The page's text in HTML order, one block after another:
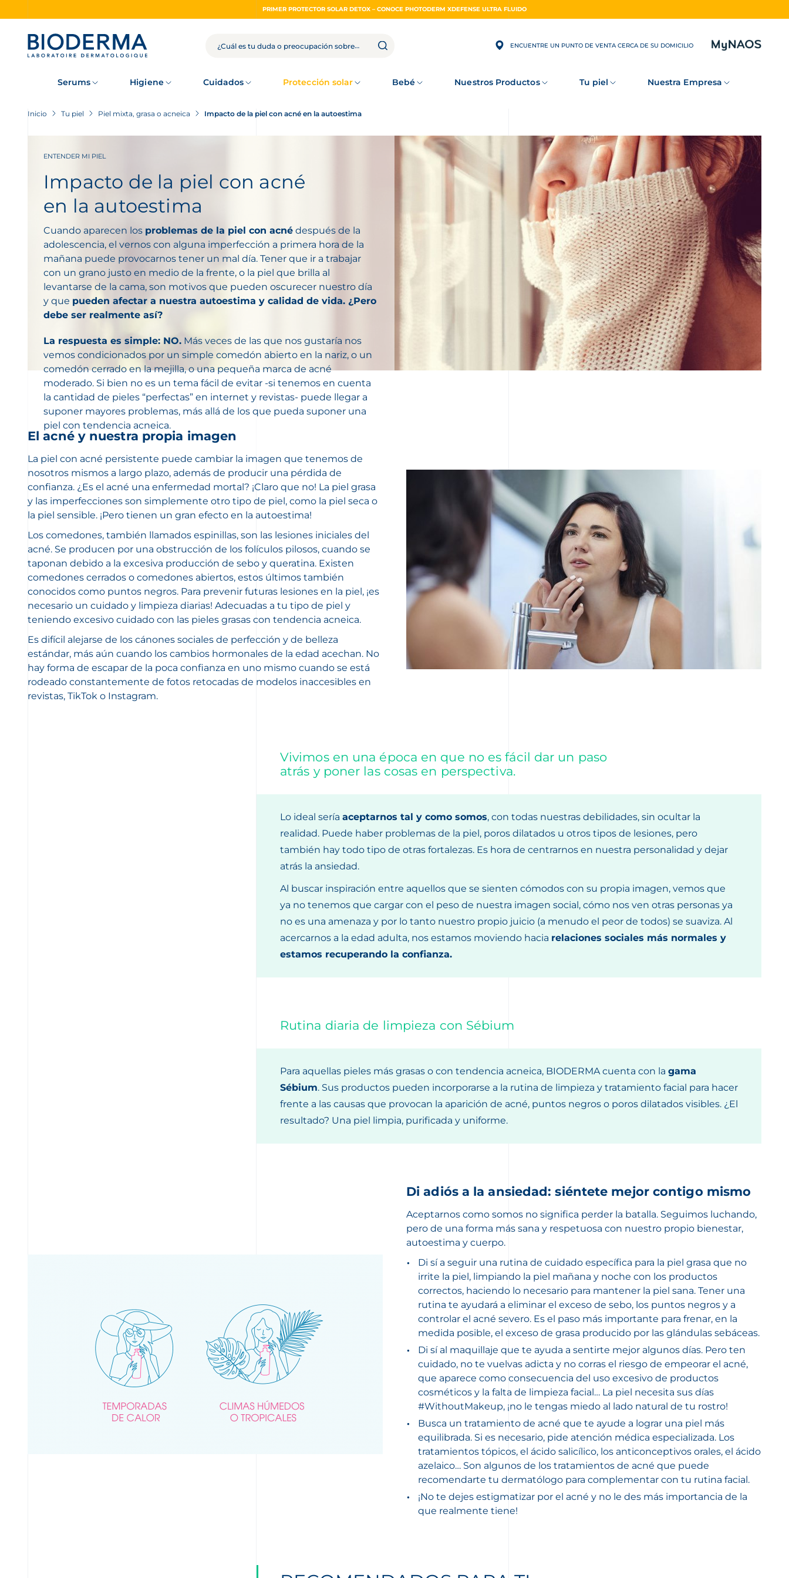
PRIMER PROTECTOR SOLAR DETOX – CONOCE PHOTODERM XDEFENSE ULTRA FLUIDO
BÚSQUEDA ENCUENTRE UN PUNTO DE VENTA CERCA DE SU DOMICILIO
Serums Higiene Cuidados Protección solar Bebé Nuestros Productos Tu piel Nuestra Empresa
Inicio Tu piel Piel mixta, grasa o acneica Impacto de la piel con acné en la autoestima
ENTENDER MI PIEL
Impacto de la piel con acné
en la autoestima
Cuando aparecen los problemas de la piel con acné después de la
adolescencia, el vernos con alguna imperfección a primera hora de la
mañana puede provocarnos tener un mal día. Tener que ir a trabajar
con un grano justo en medio de la frente, o la piel que brilla al
levantarse de la cama, son motivos que pueden oscurecer nuestro día
y que pueden afectar a nuestra autoestima y calidad de vida. ¿Pero
debe ser realmente así?
La respuesta es simple: NO. Más veces de las que nos gustaría nos
vemos condicionados por un simple comedón abierto en la nariz, o un
comedón cerrado en la mejilla, o una pequeña marca de acné
moderado. Si bien no es un tema fácil de evitar -si tenemos en cuenta
la cantidad de pieles “perfectas” en internet y revistas- puede llegar a
suponer mayores problemas, más allá de los que pueda suponer una
piel con tendencia acneica.
El acné y nuestra propia imagen
La piel con acné persistente puede cambiar la imagen que tenemos de
nosotros mismos a largo plazo, además de producir una pérdida de
confianza. ¿Es el acné una enfermedad mortal? ¡Claro que no! La piel grasa
y las imperfecciones son simplemente otro tipo de piel, como la piel seca o
la piel sensible. ¡Pero tienen un gran efecto en la autoestima!
Los comedones, también llamados espinillas, son las lesiones iniciales del
acné. Se producen por una obstrucción de los folículos pilosos, cuando se
taponan debido a la excesiva producción de sebo y queratina. Existen
comedones cerrados o comedones abiertos, estos últimos también
conocidos como puntos negros. Para prevenir futuras lesiones en la piel, ¡es
necesario un cuidado y limpieza diarias! Adecuadas a tu tipo de piel y
teniendo excesivo cuidado con las pieles grasas con tendencia acneica.
Es difícil alejarse de los cánones sociales de perfección y de belleza
estándar, más aún cuando los cambios hormonales de la edad acechan. No
hay forma de escapar de la poca confianza en uno mismo cuando se está
rodeado constantemente de fotos retocadas de modelos inaccesibles en
revistas, TikTok o Instagram.
Vivimos en una época en que no es fácil dar un paso
atrás y poner las cosas en perspectiva.
Lo ideal sería aceptarnos tal y como somos, con todas nuestras debilidades, sin ocultar la
realidad. Puede haber problemas de la piel, poros dilatados u otros tipos de lesiones, pero
también hay todo tipo de otras fortalezas. Es hora de centrarnos en nuestra personalidad y dejar
atrás la ansiedad.
Al buscar inspiración entre aquellos que se sienten cómodos con su propia imagen, vemos que
ya no tenemos que cargar con el peso de nuestra imagen social, cómo nos ven otras personas ya
no es una amenaza y por lo tanto nuestro propio juicio (a menudo el peor de todos) se suaviza. Al
acercarnos a la edad adulta,nos estamos moviendo hacia relaciones sociales más normales y
estamos recuperando la confianza.
Rutina diaria de limpieza con Sébium
Para aquellas pieles más grasas o con tendencia acneica, BIODERMA cuenta con la gama
Sébium. Sus productos pueden incorporarse a la rutina de limpieza y tratamiento facial para hacer
frente a las causas que provocan la aparición de acné, puntos negros o poros dilatados visibles. ¿El
resultado? Una piel limpia, purificada y uniforme.
Di adiós a la ansiedad: siéntete mejor contigo mismo
Aceptarnos como somos no significa perder la batalla. Seguimos luchando,
pero de una forma más sana y respetuosa con nuestro propio bienestar,
autoestima y cuerpo.
Di sí a seguir una rutina de cuidado específica para la piel grasa que no
irrite la piel, limpiando la piel mañana y noche con los productos
correctos, haciendo lo necesario para mantener la piel sana. Tener una
rutina te ayudará a eliminar el exceso de sebo, los puntos negros y a
controlar el acné severo. Es el paso más importante para frenar, en la
medida posible, el exceso de grasa producido por las glándulas sebáceas.
Di sí al maquillaje que te ayuda a sentirte mejor algunos días. Pero ten
cuidado, no te vuelvas adicta y no corras el riesgo de empeorar el acné,
que aparece como consecuencia del uso excesivo de productos
cosméticos y la falta de limpieza facial… La piel necesita sus días
#WithoutMakeup, ¡no le tengas miedo al lado natural de tu rostro!
Busca un tratamiento de acné que te ayude a lograr una piel más
equilibrada. Si es necesario, pide atención médica especializada. Los
tratamientos tópicos, el ácido salicílico, los anticonceptivos orales, el ácido
azelaico… Son algunos de los tratamientos de acné que puede
recomendarte tu dermatólogo para complementar con tu rutina facial.
¡No te dejes estigmatizar por el acné y no le des más importancia de la
que realmente tiene!